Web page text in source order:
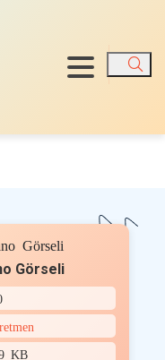
Ara
Görseli
KB